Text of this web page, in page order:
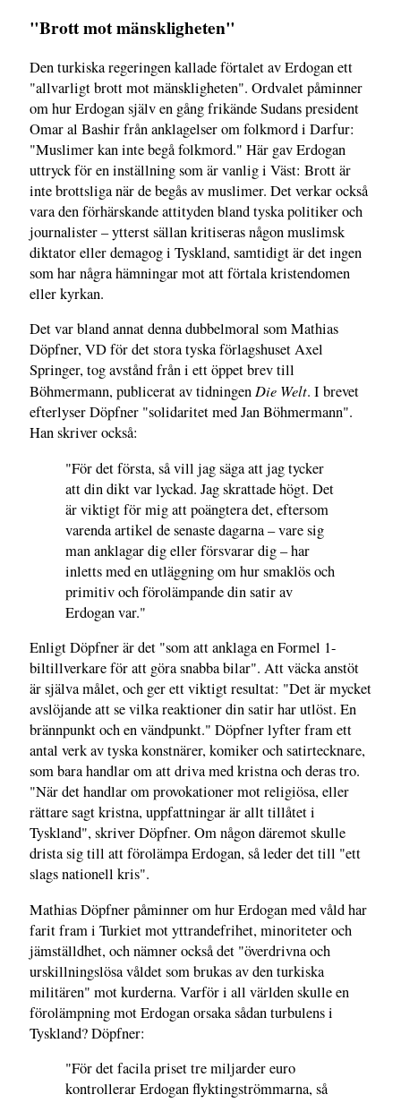
"Brott mot mänskligheten"
Den turkiska regeringen kallade förtalet av Erdogan ett
"allvarligt brott mot mänskligheten". Ordvalet påminner
om hur Erdogan själv en gång frikände Sudans president
Omar al Bashir från anklagelser om folkmord i Darfur:
"Muslimer kan inte begå folkmord." Här gav Erdogan
uttryck för en inställning som är vanlig i Väst: Brott är
inte brottsliga när de begås av muslimer. Det verkar också
vara den förhärskande attityden bland tyska politiker och
journalister – ytterst sällan kritiseras någon muslimsk
diktator eller demagog i Tyskland, samtidigt är det ingen
som har några hämningar mot att förtala kristendomen
eller kyrkan.
Det var bland annat denna dubbelmoral som Mathias
Döpfner, VD för det stora tyska förlagshuset Axel
Springer, tog avstånd från i ett öppet brev till
Böhmermann, publicerat av tidningen Die Welt. I brevet
efterlyser Döpfner "solidaritet med Jan Böhmermann".
Han skriver också:
"För det första, så vill jag säga att jag tycker
att din dikt var lyckad. Jag skrattade högt. Det
är viktigt för mig att poängtera det, eftersom
varenda artikel de senaste dagarna – vare sig
man anklagar dig eller försvarar dig – har
inletts med en utläggning om hur smaklös och
primitiv och förolämpande din satir av
Erdogan var."
Enligt Döpfner är det "som att anklaga en Formel 1-
biltillverkare för att göra snabba bilar". Att väcka anstöt
är själva målet, och ger ett viktigt resultat: "Det är mycket
avslöjande att se vilka reaktioner din satir har utlöst. En
brännpunkt och en vändpunkt." Döpfner lyfter fram ett
antal verk av tyska konstnärer, komiker och satirtecknare,
som bara handlar om att driva med kristna och deras tro.
"När det handlar om provokationer mot religiösa, eller
rättare sagt kristna, uppfattningar är allt tillåtet i
Tyskland", skriver Döpfner. Om någon däremot skulle
drista sig till att förolämpa Erdogan, så leder det till "ett
slags nationell kris".
Mathias Döpfner påminner om hur Erdogan med våld har
farit fram i Turkiet mot yttrandefrihet, minoriteter och
jämställdhet, och nämner också det "överdrivna och
urskillningslösa våldet som brukas av den turkiska
militären" mot kurderna. Varför i all världen skulle en
förolämpning mot Erdogan orsaka sådan turbulens i
Tyskland? Döpfner:
"För det facila priset tre miljarder euro
kontrollerar Erdogan flyktingströmmarna, så